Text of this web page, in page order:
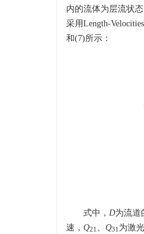
内的流体为层流状态
采用Length-
和(7)所示：
式中， D为流道
速， Q21 Q31为激